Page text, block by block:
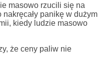
masowo rzucili się na
panikę w dużym
kiedy ludzie masowo
że ceny paliw nie